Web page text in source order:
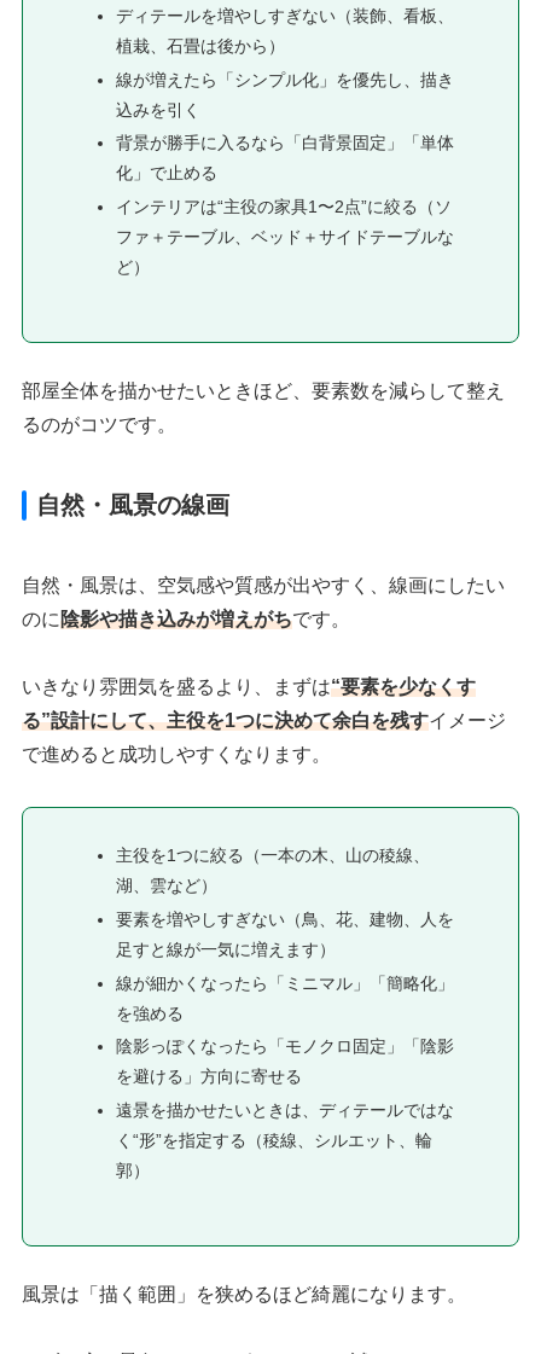
ディテールを増やしすぎない（装飾、看板、
植栽、石畳は後から）
線が増えたら「シンプル化」を優先し、描き
込みを引く
背景が勝手に入るなら「白背景固定」「単体
化」で止める
インテリアは“主役の家具1〜2点”に絞る（ソ
ファ＋テーブル、ベッド＋サイドテーブルな
ど）
部屋全体を描かせたいときほど、要素数を減らして整え
るのがコツです。
自然・風景の線画
自然・風景は、空気感や質感が出やすく、線画にしたい
のに陰影や描き込みが増えがちです。
いきなり雰囲気を盛るより、まずは“要素を少なくす
る”設計にして、主役を1つに決めて余白を残すイメージ
で進めると成功しやすくなります。
主役を1つに絞る（一本の木、山の稜線、
湖、雲など）
要素を増やしすぎない（鳥、花、建物、人を
足すと線が一気に増えます）
線が細かくなったら「ミニマル」「簡略化」
を強める
陰影っぽくなったら「モノクロ固定」「陰影
を避ける」方向に寄せる
遠景を描かせたいときは、ディテールではな
く“形”を指定する（稜線、シルエット、輪
郭）
風景は「描く範囲」を狭めるほど綺麗になります。